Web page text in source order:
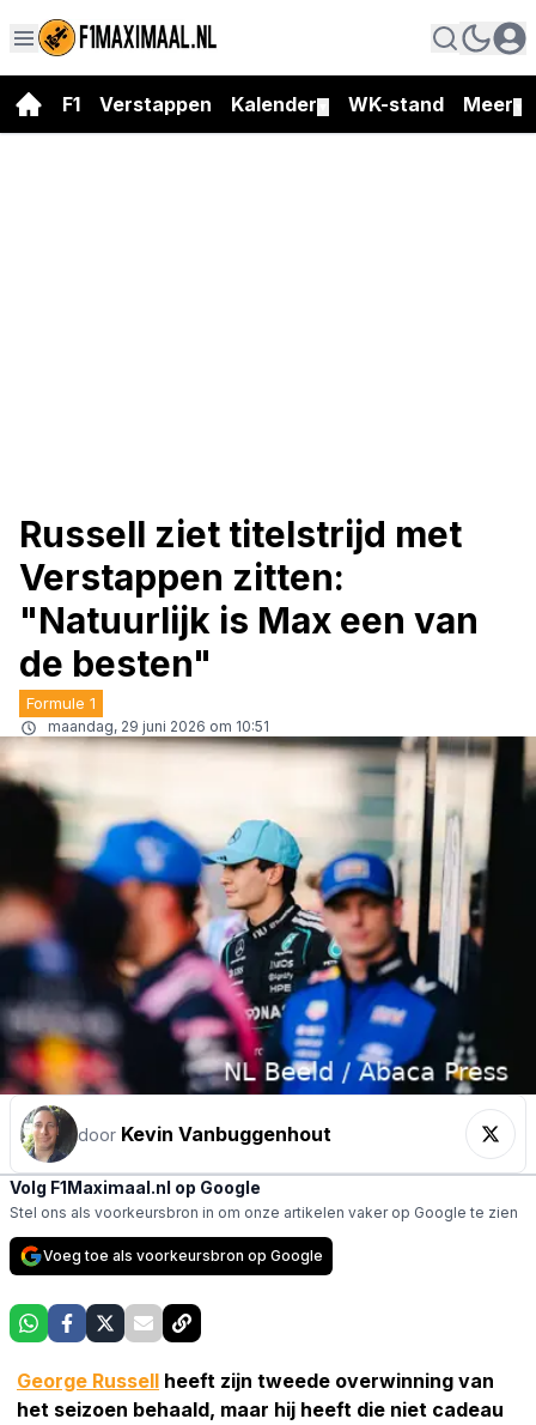
F1 Verstappen Kalender WK-stand Meer
Russell ziet titelstrijd met
Verstappen zitten:
"Natuurlijk is Max een van
de besten"
Formule 1
maandag, 29 juni 2026 om 10:51
door Kevin Vanbuggenhout
Volg F1Maximaal.nl op Google
Stel ons als voorkeursbron in om onze artikelen vaker op Google te zien
Voeg toe als voorkeursbron op Google
George Russell heeft zijn tweede overwinning van
het seizoen behaald, maar hij heeft die niet cadeau